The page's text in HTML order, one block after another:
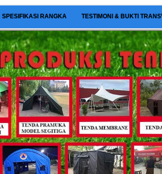
SPESIFIKASI RANGKA TESTIMONI & BUKTI